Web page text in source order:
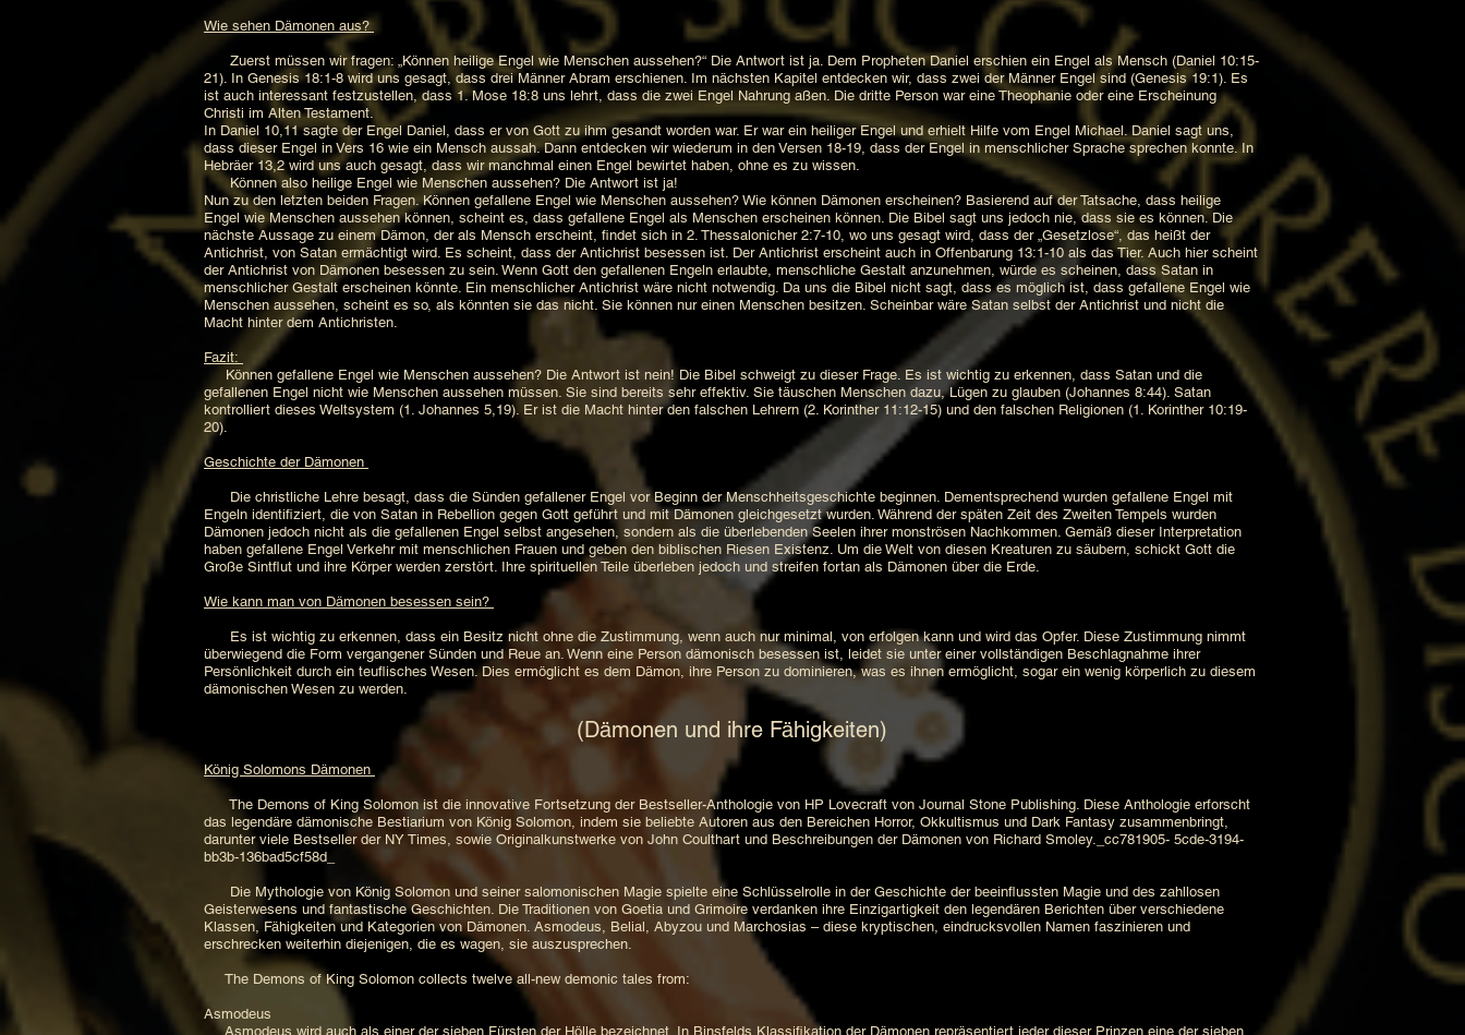
Wie sehen Dämonen aus?
Zuerst müssen wir fragen: „Können heilige Engel wie Menschen aussehen?“ Die Antwort ist ja. Dem Propheten Daniel erschien ein Engel als Mensch (Daniel 10:15-
21). In Genesis 18:1-8 wird uns gesagt, dass drei Männer Abram erschienen. Im nächsten Kapitel entdecken wir, dass zwei der Männer Engel sind (Genesis 19:1). Es
ist auch interessant festzustellen, dass 1. Mose 18:8 uns lehrt, dass die zwei Engel Nahrung aßen. Die dritte Person war eine Theophanie oder eine Erscheinung
Christi im Alten Testament.
In Daniel 10,11 sagte der Engel Daniel, dass er von Gott zu ihm gesandt worden war. Er war ein heiliger Engel und erhielt Hilfe vom Engel Michael. Daniel sagt uns,
dass dieser Engel in Vers 16 wie ein Mensch aussah. Dann entdecken wir wiederum in den Versen 18-19, dass der Engel in menschlicher Sprache sprechen konnte. In
Hebräer 13,2 wird uns auch gesagt, dass wir manchmal einen Engel bewirtet haben, ohne es zu wissen.
Können also heilige Engel wie Menschen aussehen? Die Antwort ist ja!
Nun zu den letzten beiden Fragen. Können gefallene Engel wie Menschen aussehen? Wie können Dämonen erscheinen? Basierend auf der Tatsache, dass heilige
Engel wie Menschen aussehen können, scheint es, dass gefallene Engel als Menschen erscheinen können. Die Bibel sagt uns jedoch nie, dass sie es können. Die
nächste Aussage zu einem Dämon, der als Mensch erscheint, findet sich in 2. Thessalonicher 2:7-10, wo uns gesagt wird, dass der „Gesetzlose“, das heißt der
Antichrist, von Satan ermächtigt wird. Es scheint, dass der Antichrist besessen ist. Der Antichrist erscheint auch in Offenbarung 13:1-10 als das Tier. Auch hier scheint
der Antichrist von Dämonen besessen zu sein. Wenn Gott den gefallenen Engeln erlaubte, menschliche Gestalt anzunehmen, würde es scheinen, dass Satan in
menschlicher Gestalt erscheinen könnte. Ein menschlicher Antichrist wäre nicht notwendig. Da uns die Bibel nicht sagt, dass es möglich ist, dass gefallene Engel wie
Menschen aussehen, scheint es so, als könnten sie das nicht. Sie können nur einen Menschen besitzen. Scheinbar wäre Satan selbst der Antichrist und nicht die
Macht hinter dem Antichristen.
Fazit:
Können gefallene Engel wie Menschen aussehen? Die Antwort ist nein! Die Bibel schweigt zu dieser Frage. Es ist wichtig zu erkennen, dass Satan und die
gefallenen Engel nicht wie Menschen aussehen müssen. Sie sind bereits sehr effektiv. Sie täuschen Menschen dazu, Lügen zu glauben (Johannes 8:44). Satan
kontrolliert dieses Weltsystem (1. Johannes 5,19). Er ist die Macht hinter den falschen Lehrern (2. Korinther 11:12-15) und den falschen Religionen (1. Korinther 10:19-
20).
Geschichte der Dämonen
Die christliche Lehre besagt, dass die Sünden gefallener Engel vor Beginn der Menschheitsgeschichte beginnen. Dementsprechend wurden gefallene Engel mit
Engeln identifiziert, die von Satan in Rebellion gegen Gott geführt und mit Dämonen gleichgesetzt wurden. Während der späten Zeit des Zweiten Tempels wurden
Dämonen jedoch nicht als die gefallenen Engel selbst angesehen, sondern als die überlebenden Seelen ihrer monströsen Nachkommen. Gemäß dieser Interpretation
haben gefallene Engel Verkehr mit menschlichen Frauen und geben den biblischen Riesen Existenz. Um die Welt von diesen Kreaturen zu säubern, schickt Gott die
Große Sintflut und ihre Körper werden zerstört. Ihre spirituellen Teile überleben jedoch und streifen fortan als Dämonen über die Erde.
Wie kann man von Dämonen besessen sein?
Es ist wichtig zu erkennen, dass ein Besitz nicht ohne die Zustimmung, wenn auch nur minimal, von erfolgen kann und wird das Opfer. Diese Zustimmung nimmt
überwiegend die Form vergangener Sünden und Reue an. Wenn eine Person dämonisch besessen ist, leidet sie unter einer vollständigen Beschlagnahme ihrer
Persönlichkeit durch ein teuflisches Wesen. Dies ermöglicht es dem Dämon, ihre Person zu dominieren, was es ihnen ermöglicht, sogar ein wenig körperlich zu diesem
dämonischen Wesen zu werden.
(Dämonen und ihre Fähigkeiten)
König Solomons Dämonen
The Demons of King Solomon ist die innovative Fortsetzung der Bestseller-Anthologie von HP Lovecraft von Journal Stone Publishing. Diese Anthologie erforscht
das legendäre dämonische Bestiarium von König Solomon, indem sie beliebte Autoren aus den Bereichen Horror, Okkultismus und Dark Fantasy zusammenbringt,
darunter viele Bestseller der NY Times, sowie Originalkunstwerke von John Coulthart und Beschreibungen der Dämonen von Richard Smoley._cc781905- 5cde-3194-
bb3b-136bad5cf58d_
Die Mythologie von König Solomon und seiner salomonischen Magie spielte eine Schlüsselrolle in der Geschichte der beeinflussten Magie und des zahllosen
Geisterwesens und fantastische Geschichten. Die Traditionen von Goetia und Grimoire verdanken ihre Einzigartigkeit den legendären Berichten über verschiedene
Klassen, Fähigkeiten und Kategorien von Dämonen. Asmodeus, Belial, Abyzou und Marchosias – diese kryptischen, eindrucksvollen Namen faszinieren und
erschrecken weiterhin diejenigen, die es wagen, sie auszusprechen.
The Demons of King Solomon collects twelve all-new demonic tales from:
Asmodeus
Asmodeus wird auch als einer der sieben Fürsten der Hölle bezeichnet. In Binsfelds Klassifikation der Dämonen repräsentiert jeder dieser Prinzen eine der sieben